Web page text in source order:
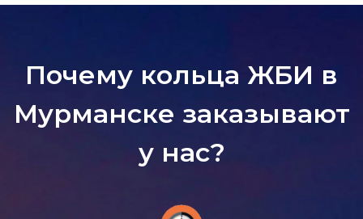
Почему кольца ЖБИ в
Мурманске заказывают
у нас?